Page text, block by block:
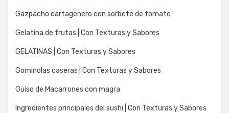
Gazpacho cartagenero con sorbete de tomate
Gelatina de frutas | Con Texturas y Sabores
GELATINAS | Con Texturas y Sabores
Gominolas caseras | Con Texturas y Sabores
Guiso de Macarrones con magra
Ingredientes principales del sushi | Con Texturas y Sabores